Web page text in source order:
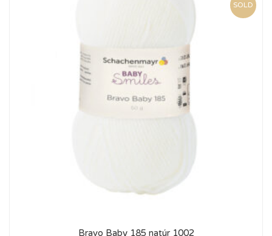
SOLD
Bravo Baby 185 natúr 1002